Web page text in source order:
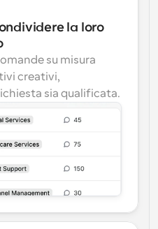
la loro
su misura
creativi,
sia qualificata.